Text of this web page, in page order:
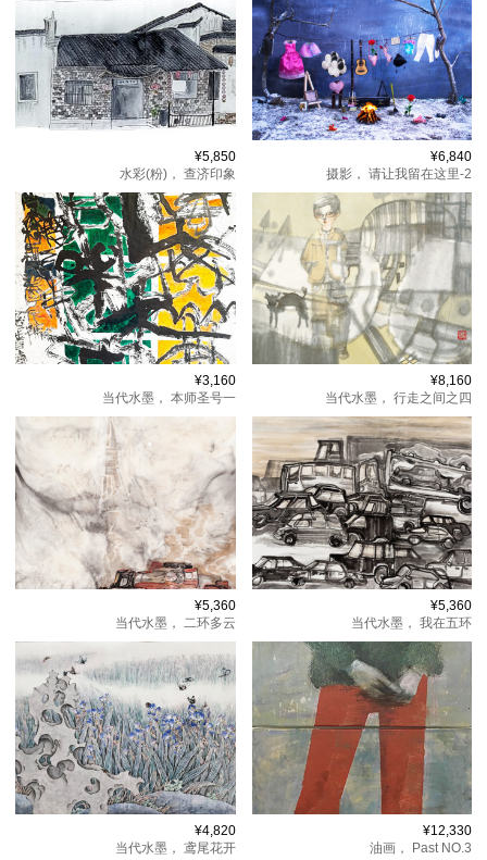
¥5,850
水彩(粉)， 查济印象
¥6,840
摄影， 请让我留在这里-2
¥3,160
当代水墨， 本师圣号一
¥8,160
当代水墨， 行走之间之四
¥5,360
当代水墨， 二环多云
¥5,360
当代水墨， 我在五环
¥4,820
当代水墨， 鸢尾花开
¥12,330
油画，
Past NO.3